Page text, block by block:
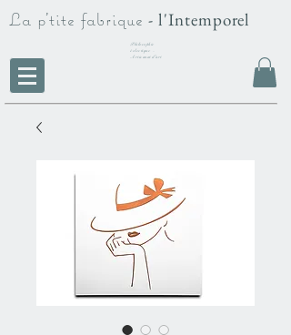
La p'tite fabrique - l'Intemporel
Philosophie
éclectique -
Artisanat d'art